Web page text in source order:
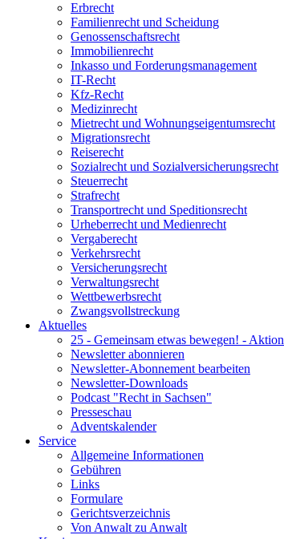
Erbrecht
Familienrecht und Scheidung
Genossenschaftsrecht
Immobilienrecht
Inkasso und Forderungsmanagement
IT-Recht
Kfz-Recht
Medizinrecht
Mietrecht und Wohnungseigentumsrecht
Migrationsrecht
Reiserecht
Sozialrecht und Sozialversicherungsrecht
Steuerrecht
Strafrecht
Transportrecht und Speditionsrecht
Urheberrecht und Medienrecht
Vergaberecht
Verkehrsrecht
Versicherungsrecht
Verwaltungsrecht
Wettbewerbsrecht
Zwangsvollstreckung
Aktuelles
25 - Gemeinsam etwas bewegen! - Aktion
Newsletter abonnieren
Newsletter-Abonnement bearbeiten
Newsletter-Downloads
Podcast "Recht in Sachsen"
Presseschau
Adventskalender
Service
Allgemeine Informationen
Gebühren
Links
Formulare
Gerichtsverzeichnis
Von Anwalt zu Anwalt